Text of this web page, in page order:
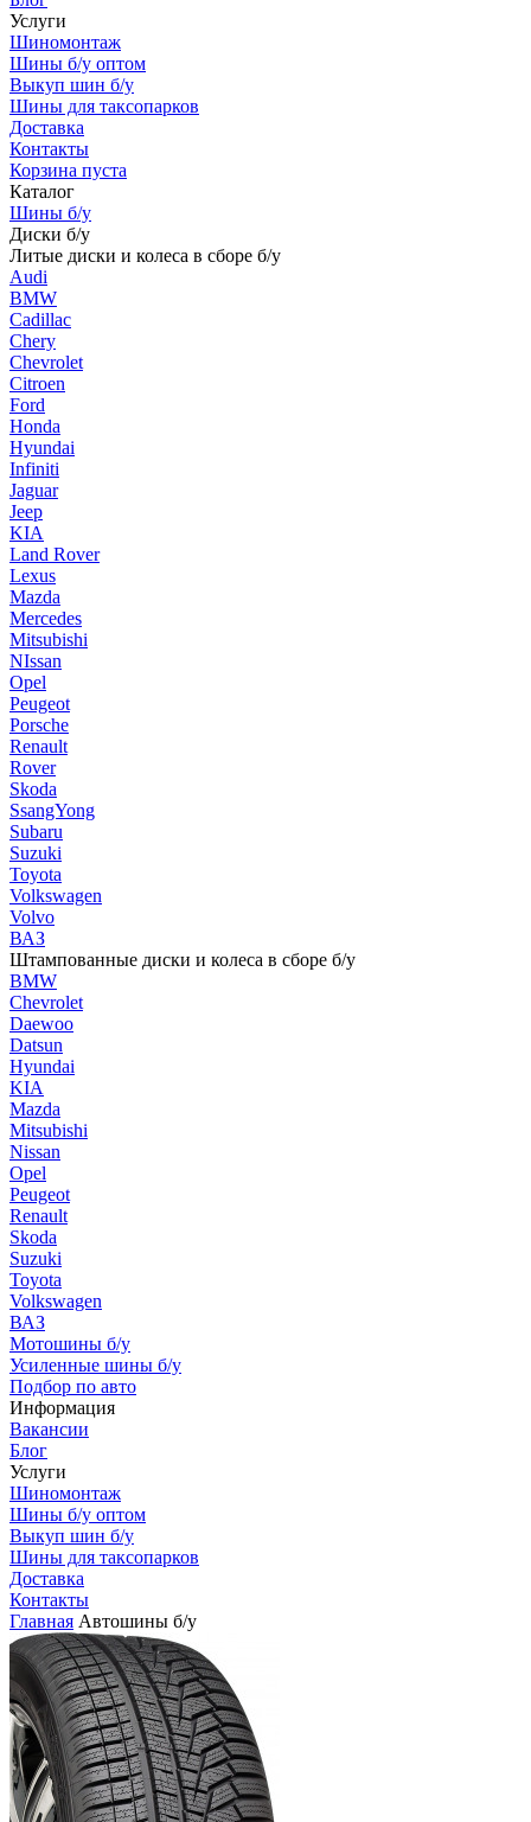
Услуги
Шиномонтаж
Шины б/у оптом
Выкуп шин б/у
Шины для таксопарков
Доставка
Контакты
Корзина пуста
Каталог
Шины б/у
Диски б/у
Литые диски и колеса в сборе б/у
Audi
BMW
Cadillac
Chery
Chevrolet
Citroen
Ford
Honda
Hyundai
Infiniti
Jaguar
Jeep
KIA
Land Rover
Lexus
Mazda
Mercedes
Mitsubishi
NIssan
Opel
Peugeot
Porsche
Renault
Rover
Skoda
SsangYong
Subaru
Suzuki
Toyota
Volkswagen
Volvo
ВАЗ
Штампованные диски и колеса в сборе б/у
BMW
Chevrolet
Daewoo
Datsun
Hyundai
KIA
Mazda
Mitsubishi
Nissan
Opel
Peugeot
Renault
Skoda
Suzuki
Toyota
Volkswagen
ВАЗ
Мотошины б/у
Усиленные шины б/у
Подбор по авто
Информация
Вакансии
Блог
Услуги
Шиномонтаж
Шины б/у оптом
Выкуп шин б/у
Шины для таксопарков
Доставка
Контакты
Главная Автошины б/у